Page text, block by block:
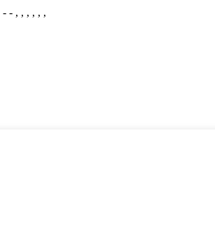
- - , , , , , ,